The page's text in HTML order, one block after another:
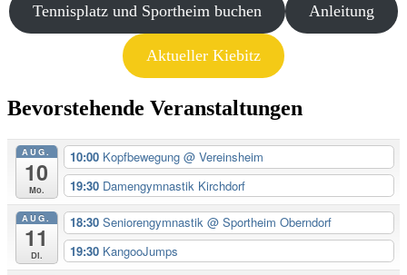
Tennisplatz und Sportheim buchen Anleitung
Aktueller Kiebitz
Bevorstehende Veranstaltungen
AUG.
10
Mo.
10:00 Kopfbewegung @ Vereinsheim
19:30 Damengymnastik Kirchdorf
AUG.
11
Di.
18:30 Seniorengymnastik @ Sportheim Oberndorf
19:30 KangooJumps